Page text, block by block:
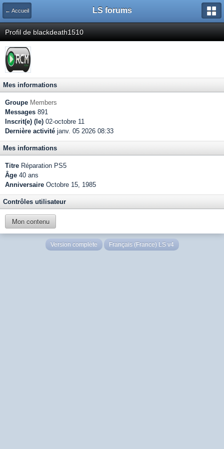
← Accueil LS forums
Profil de blackdeath1510
Mes informations
Groupe Members
Messages 891
Inscrit(e) (le) 02-octobre 11
Dernière activité janv. 05 2026 08:33
Mes informations
Titre Réparation PS5
Âge 40 ans
Anniversaire Octobre 15, 1985
Contrôles utilisateur
Mon contenu
Version complète Français (France) LS v4